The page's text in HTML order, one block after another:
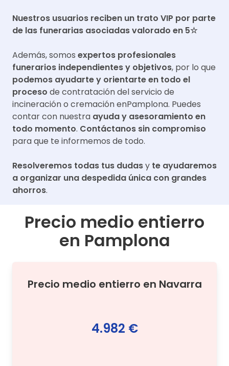
Nuestros usuarios reciben un trato VIP por parte
de las funerarias asociadas valorado en 5☆
Además, somos expertos profesionales
funerarios independientes y objetivos, por lo que
podemos ayudarte y orientarte en todo el
proceso de contratación del servicio de
incineración o cremación enPamplona. Puedes
contar con nuestra ayuda y asesoramiento en
todo momento. Contáctanos sin compromiso
para que te informemos de todo.
Resolveremos todas tus dudasy te ayudaremos
a organizar una despedida única con grandes
ahorros.
Precio medio entierro
en Pamplona
Precio medio entierro en Navarra
4.982 €